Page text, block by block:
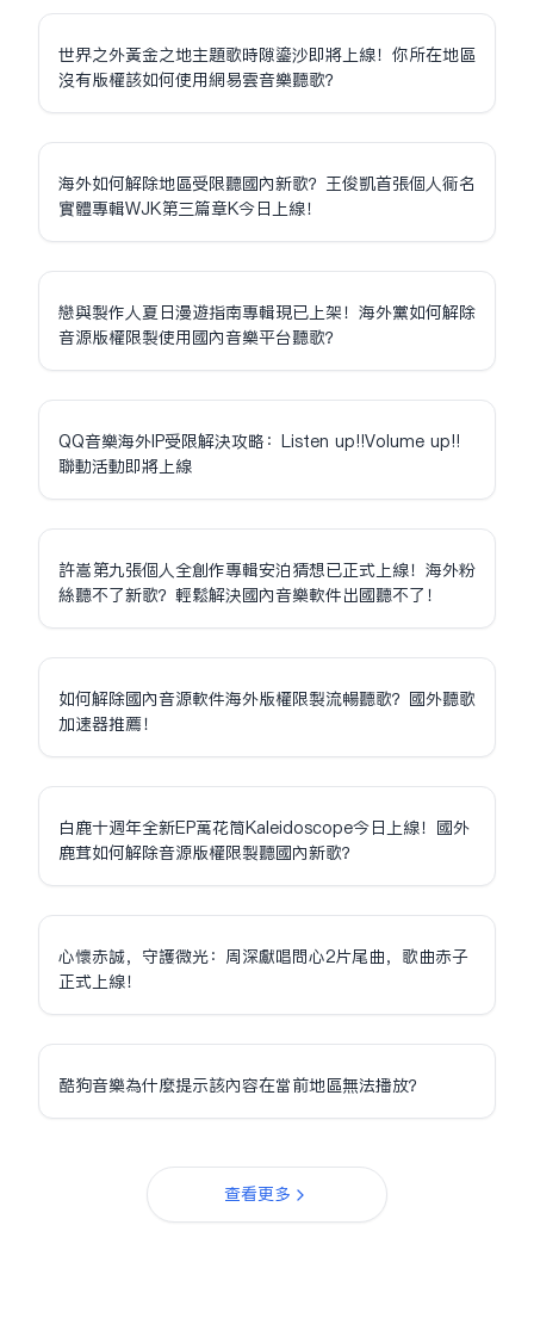
世界之外黃金之地主題歌時隙鎏沙即將上線！你所在地區
沒有版權該如何使用網易雲音樂聽歌？
海外如何解除地區受限聽國內新歌？王俊凱首張個人同名
實體專輯WJK第三篇章K今日上線！
戀與製作人夏日漫遊指南專輯現已上架！海外黨如何解除
音源版權限制使用國內音樂平台聽歌？
QQ音樂海外IP受限解決攻略：Listen up!!Volume up!!
聯動活動即將上線
許嵩第九張個人全創作專輯安泊猜想已正式上線！海外粉
絲聽不了新歌？輕鬆解決國內音樂軟件出國聽不了！
如何解除國內音源軟件海外版權限制流暢聽歌？國外聽歌
加速器推薦！
白鹿十週年全新EP萬花筒Kaleidoscope今日上線！國外
鹿茸如何解除音源版權限制聽國內新歌？
心懷赤誠，守護微光：周深獻唱問心2片尾曲，歌曲赤子
正式上線！
酷狗音樂為什麼提示該內容在當前地區無法播放？
查看更多